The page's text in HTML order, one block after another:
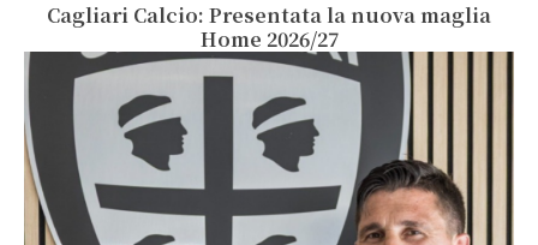
Cagliari Calcio: Presentata la nuova maglia
Home 2026/27